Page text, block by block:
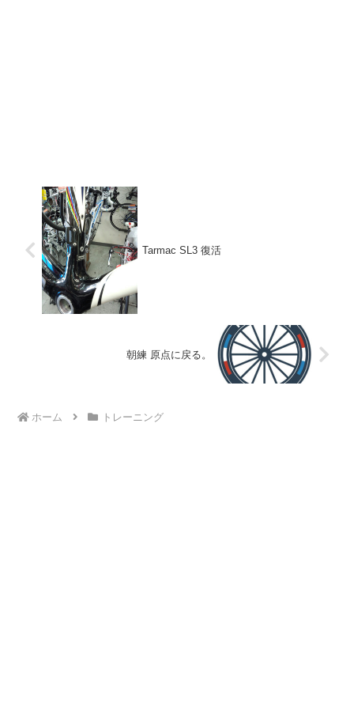
Tarmac SL3 復活
朝練 原点に戻る。
ホーム トレーニング